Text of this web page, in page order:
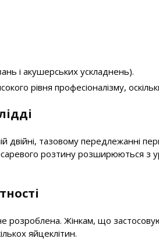
і акушерських ускладнень).
рівня професіоналізму,
тазовому передлежанні
розтину розширюються
розроблена. Жінкам, що
яйцеклітин.